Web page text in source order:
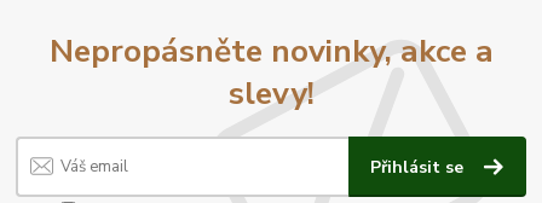
Nepropásněte novinky, akce a
slevy!
Přihlásit se